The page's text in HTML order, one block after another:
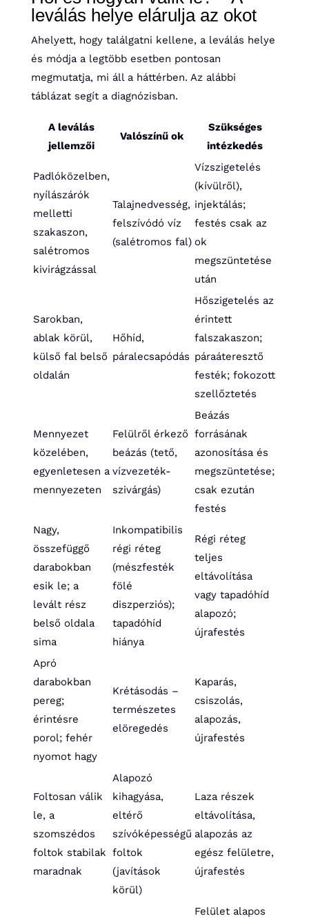
leválás helye elárulja az okot
Ahelyett, hogy találgatni kellene, a leválás helye
és módja a legtöbb esetben pontosan
megmutatja, mi áll a háttérben. Az alábbi
táblázat segít a diagnózisban.
A leválás
jellemzői
Valószínű ok
Szükséges
intézkedés
Padlóközelben,
nyílászárók
melletti
szakaszon,
salétromos
kivirágzással
Talajnedvesség,
felszívódó víz
(salétromos fal)
Vízszigetelés
(kívülről),
injektálás;
festés csak az
ok
megszüntetése
után
Sarokban,
ablak körül,
külső fal belső
oldalán
Hőhíd,
páralecsapódás
Hőszigetelés az
érintett
falszakaszon;
páraáteresztő
festék; fokozott
szellőztetés
Mennyezet
közelében,
egyenletesen a
mennyezeten
Felülről érkező
beázás (tető,
vízvezeték-
szivárgás)
Beázás
forrásának
azonosítása és
megszüntetése;
csak ezután
festés
Nagy,
összefüggő
darabokban
esik le; a
levált rész
belső oldala
sima
Inkompatibilis
régi réteg
(mészfesték
fölé
diszperziós);
tapadóhíd
hiánya
Régi réteg
teljes
eltávolítása
vagy tapadóhíd
alapozó;
újrafestés
Apró
darabokban
pereg;
érintésre
porol; fehér
nyomot hagy
Krétásodás –
természetes
elöregedés
Kaparás,
csiszolás,
alapozás,
újrafestés
Foltosan válik
le, a
szomszédos
foltok stabilak
maradnak
Alapozó
kihagyása,
eltérő
szívóképességű
foltok
(javítások
körül)
Laza részek
eltávolítása,
alapozás az
egész felületre,
újrafestés
Felület alapos